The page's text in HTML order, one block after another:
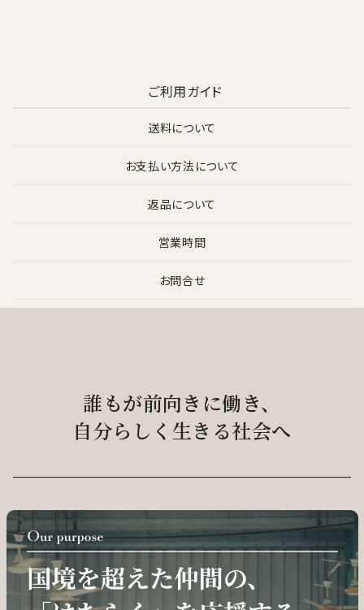
ご利用ガイド
送料について
お支払い方法について
返品について
営業時間
お問合せ
誰もが前向きに働き、
自分らしく生きる社会へ